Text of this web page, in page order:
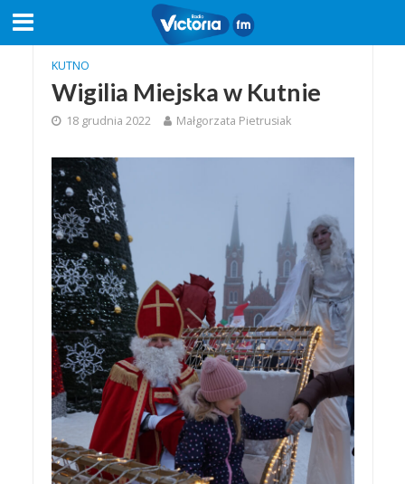
KUTNO
Wigilia Miejska w Kutnie
18 grudnia 2022 Małgorzata Pietrusiak